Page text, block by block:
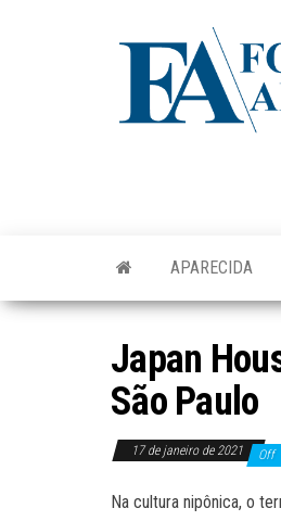
APARECIDA
Japan
São Paulo
17 de janeiro de 2021 Off
Na cultura nipônica, o